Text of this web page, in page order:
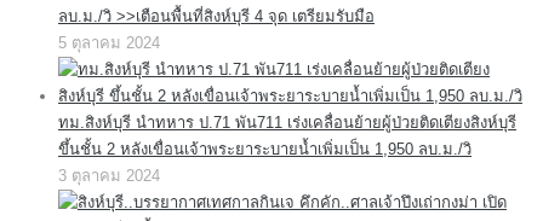
ลบ.ม./วิ >>เตือนพื้นที่สิงห์บุรี 4 จุด เตรียมรับมือ
5 ตุลาคม 2024
ทม.สิงห์บุรี นำทหาร ป.71 พัน711 เร่งเคลื่อนย้ายผู้ป่วยติดเตียงสิงห์บุรี
ขึ้นชั้น 2 หลังเขื่อนเจ้าพระยาระบายน้ำเพิ่มเป็น 1,950 ลบ.ม./วิ
3 ตุลาคม 2024